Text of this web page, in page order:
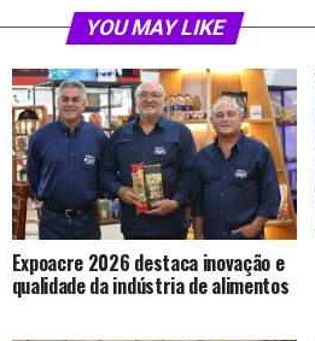
YOU MAY LIKE
Expoacre 2026 destaca inovação e
qualidade da indústria de alimentos